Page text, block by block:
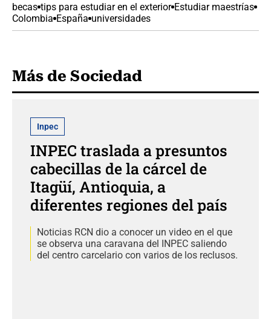
becas tips para estudiar en el exterior Estudiar maestrías
Colombia España universidades
Más de Sociedad
Inpec
INPEC traslada a presuntos
cabecillas de la cárcel de
Itagüí, Antioquia, a
diferentes regiones del país
Noticias RCN dio a conocer un video en el que
se observa una caravana del INPEC saliendo
del centro carcelario con varios de los reclusos.